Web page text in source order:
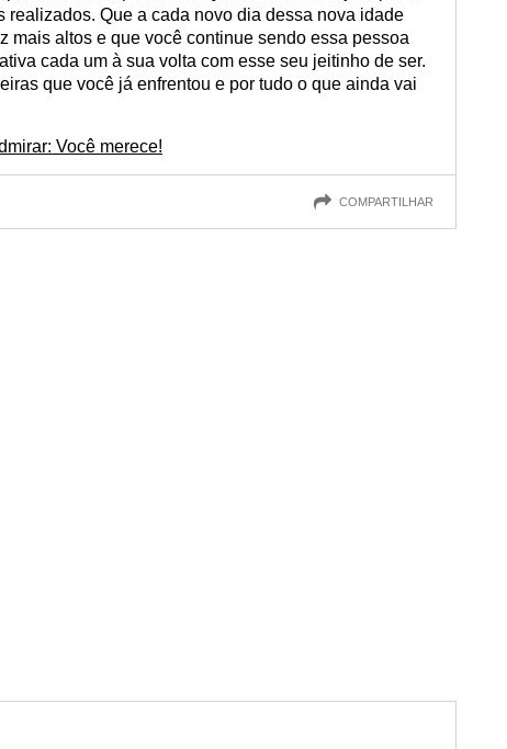
realizados. Que a cada novo dia dessa nova idade
mais altos e que você continue sendo essa pessoa
cada um à sua volta com esse seu jeitinho de ser.
que você já enfrentou e por tudo o que ainda vai
Você merece!
COMPARTILHAR